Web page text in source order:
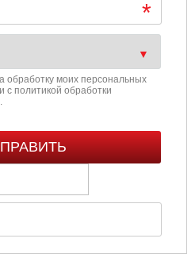
обработку моих персональных
с политикой обработки